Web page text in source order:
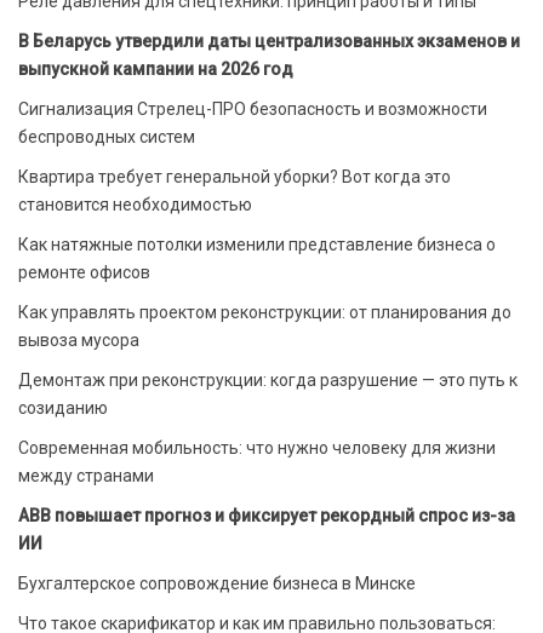
В Беларусь утвердили даты централизованных экзаменов и
выпускной кампании на 2026 год
Сигнализация Стрелец-ПРО безопасность и возможности
беспроводных систем
Квартира требует генеральной уборки? Вот когда это
становится необходимостью
Как натяжные потолки изменили представление бизнеса о
ремонте офисов
Как управлять проектом реконструкции: от планирования до
вывоза мусора
Демонтаж при реконструкции: когда разрушение — это путь к
созиданию
Современная мобильность: что нужно человеку для жизни
между странами
ABB повышает прогноз и фиксирует рекордный спрос из-за
ИИ
Бухгалтерское сопровождение бизнеса в Минске
Что такое скарификатор и как им правильно пользоваться: